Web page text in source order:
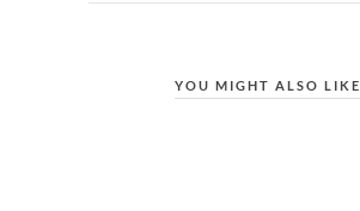
YOU MIGHT ALSO LIKE